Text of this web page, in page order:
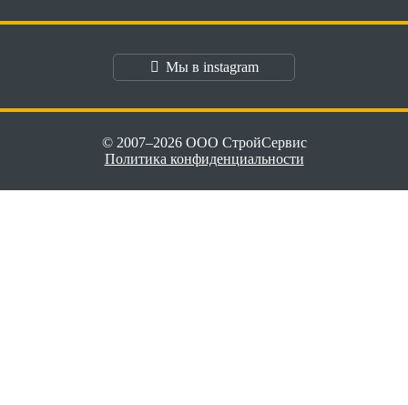
Мы в instagram
© 2007–2026 ООО СтройСервис
Политика конфиденциальности